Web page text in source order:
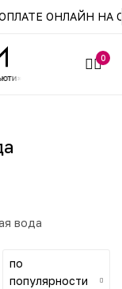
ОНЛАЙН НА
0
вода
по
популярности